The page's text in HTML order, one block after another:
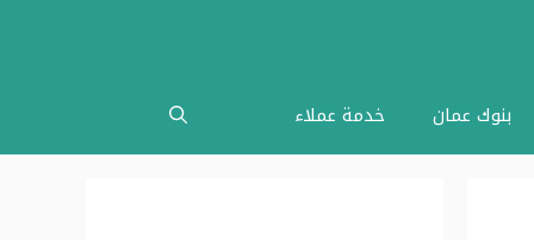
بنوك عمان خدمة عملاء